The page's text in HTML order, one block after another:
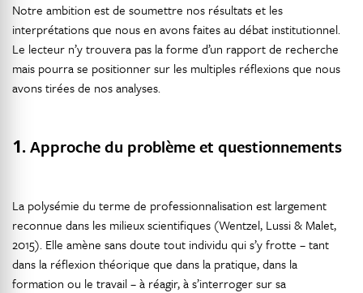
Notre ambition est de soumettre nos résultats et les
interprétations que nous en avons faites au débat institutionnel.
Le lecteur n’y trouvera pas la forme d’un rapport de recherche
mais pourra se positionner sur les multiples réflexions que nous
avons tirées de nos analyses.
1.Approche du problème et questionnements
La polysémie du terme de professionnalisation est largement
reconnue dans les milieux scientifiques (Wentzel, Lussi & Malet,
2015). Elle amène sans doute tout individu qui s’y frotte – tant
dans la réflexion théorique que dans la pratique, dans la
formation ou le travail – à réagir, à s’interroger sur sa